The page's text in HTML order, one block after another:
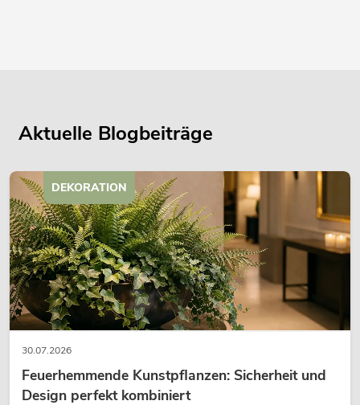
Aktuelle Blogbeiträge
30.07.2026
Feuerhemmende Kunstpflanzen: Sicherheit und
Design perfekt kombiniert
DEKORATION